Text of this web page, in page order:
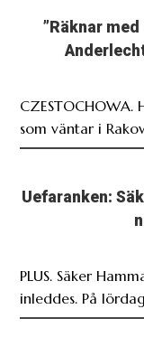
”Räknar
som väntar i
Uefaranken:
PLUS. Säker
inleddes. På